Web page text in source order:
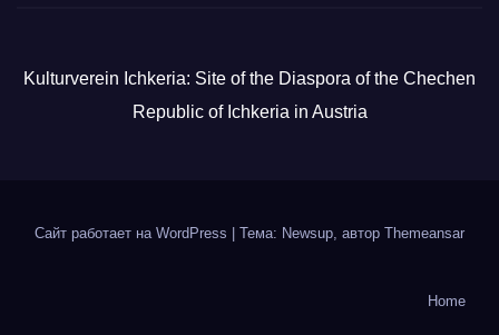
Kulturverein Ichkeria: Site of the Diaspora of the Chechen
Republic of Ichkeria in Austria
Сайт работает на WordPress Тема: Newsup, автор Themeansar
Home